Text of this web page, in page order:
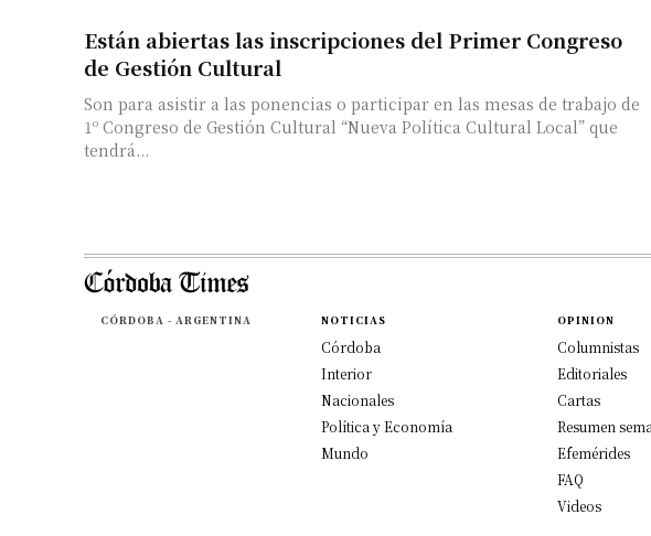
Están abiertas las inscripciones del Primer Congreso
de Gestión Cultural
Son para asistir a las ponencias o participar en las mesas de trabajo de
1º Congreso de Gestión Cultural “Nueva Política Cultural Local” que
tendrá...
CÓRDOBA - ARGENTINA NOTICIAS
Córdoba
Interior
Nacionales
Política y Economía
Mundo
OPINION
Columnistas
Editoriales
Cartas
Resumen
Efemérides
FAQ
Videos